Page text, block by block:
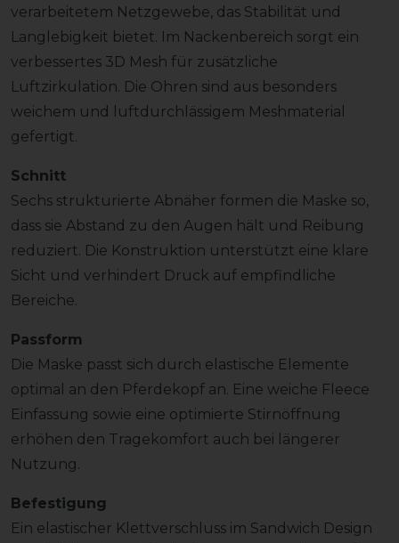
verarbeitetem Netzgewebe, das Stabilität und
Langlebigkeit bietet. Im Nackenbereich sorgt ein
verbessertes 3D Mesh für zusätzliche
Luftzirkulation. Die Ohren sind aus besonders
weichem und luftdurchlässigem Meshmaterial
gefertigt.
Schnitt
Sechs strukturierte Abnäher formen die Maske so,
dass sie Abstand zu den Augen hält und Reibung
reduziert. Die Konstruktion unterstützt eine klare
Sicht und verhindert Druck auf empfindliche
Bereiche.
Passform
Die Maske passt sich durch elastische Elemente
optimal an den Pferdekopf an. Eine weiche Fleece
Einfassung sowie eine optimierte Stirnöffnung
erhöhen den Tragekomfort auch bei längerer
Nutzung.
Befestigung
Ein elastischer Klettverschluss im Sandwich Design